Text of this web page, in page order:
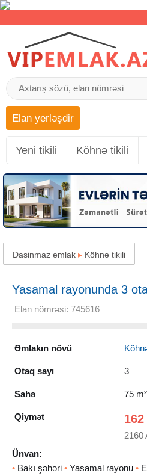
Elan yerləşdir
Yeni tikili Köhnə tikili
Dasinmaz emlak ▸ Köhnə tikili
Yasamal rayonunda 3
Satılır, 75 m²
Elan nömrəsi: 745616
Əmlakın növü
Otaq sayı 3
Sahə 75 m²
Qiymət
2160
Ünvan:
• Bakı şəhəri • Yasamal rayonu •